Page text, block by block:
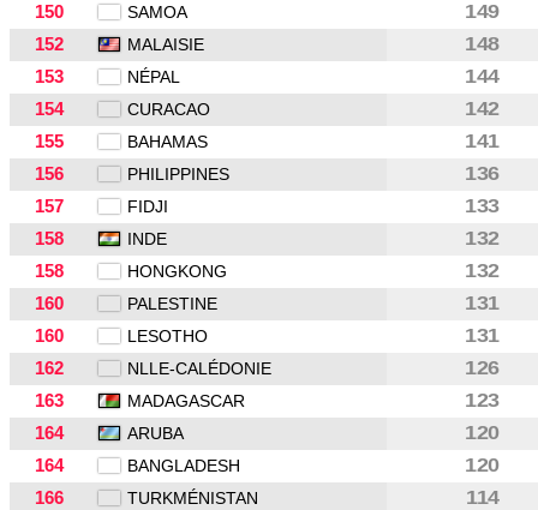
150
SAMOA
149
152
MALAISIE
148
153
NÉPAL
144
154
CURACAO
142
155
BAHAMAS
141
156
PHILIPPINES
136
157
FIDJI
133
158
INDE
132
158
HONGKONG
132
160
PALESTINE
131
160
LESOTHO
131
162
NLLE-CALÉDONIE
126
163
MADAGASCAR
123
164
ARUBA
120
164
BANGLADESH
120
166
TURKMÉNISTAN
114